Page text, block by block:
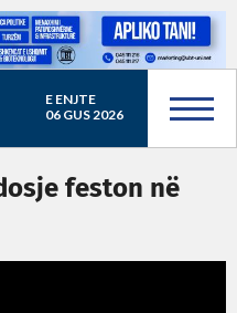
E ENJTE
06 GUS 2026
feston në